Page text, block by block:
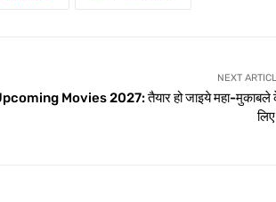
NEXT
Movies 2027: तैयार हो जाइये महा-मुकाबले